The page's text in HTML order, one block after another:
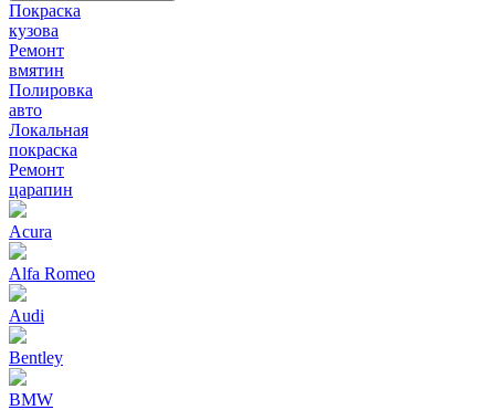
Покраска
кузова
Ремонт
вмятин
Полировка
авто
Локальная
покраска
Ремонт
царапин
Acura
Alfa Romeo
Audi
Bentley
BMW